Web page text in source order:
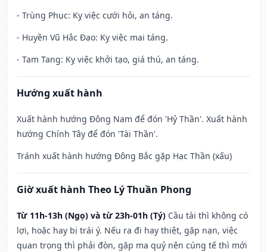
- Trùng Phục: Kỵ việc cưới hỏi, an táng.
- Huyền Vũ Hắc Đạo: Kỵ việc mai táng.
- Tam Tang: Kỵ việc khởi tạo, giá thú, an táng.
Hướng xuất hành
Xuất hành hướng Đông Nam để đón 'Hỷ Thần'. Xuất hành
hướng Chính Tây để đón 'Tài Thần'.
Tránh xuất hành hướng Đông Bắc gặp Hạc Thần (xấu)
Giờ xuất hành Theo Lý Thuần Phong
Từ 11h-13h (Ngọ) và từ 23h-01h (Tý) Cầu tài thì không có
lợi, hoặc hay bị trái ý. Nếu ra đi hay thiệt, gặp nạn, việc
quan trọng thì phải đòn, gặp ma quỷ nên cúng tế thì mới